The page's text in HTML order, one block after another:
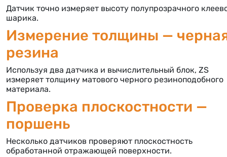
Датчик точно измеряет высоту полупрозрачного
шарика.
Измерение толщины —
резина
Используя два датчика и вычислительный блок, ZS
измеряет толщину матового черного резиноподобного
материала.
Проверка плоскостности —
поршень
Несколько датчиков проверяют плоскостность
обработанной отражающей поверхности.